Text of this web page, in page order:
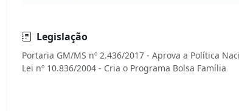
Legislação
Portaria GM/MS nº 2.436/2017 - Aprova a Política